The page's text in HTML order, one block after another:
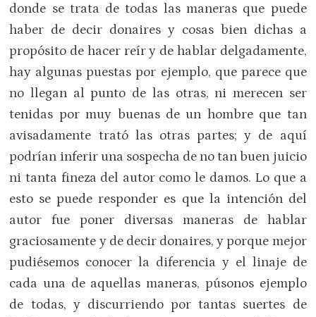
donde se trata de todas las maneras que puede
haber de decir donaires y cosas bien dichas a
propósito de hacer reír y de hablar delgadamente,
hay algunas puestas por ejemplo, que parece que
no llegan al punto de las otras, ni merecen ser
tenidas por muy buenas de un hombre que tan
avisadamente trató las otras partes; y de aquí
podrían inferir una sospecha de no tan buen juicio
ni tanta fineza del autor como le damos. Lo que a
esto se puede responder es que la intención del
autor fue poner diversas maneras de hablar
graciosamente y de decir donaires, y porque mejor
pudiésemos conocer la diferencia y el linaje de
cada una de aquellas maneras, púsonos ejemplo
de todas, y discurriendo por tantas suertes de